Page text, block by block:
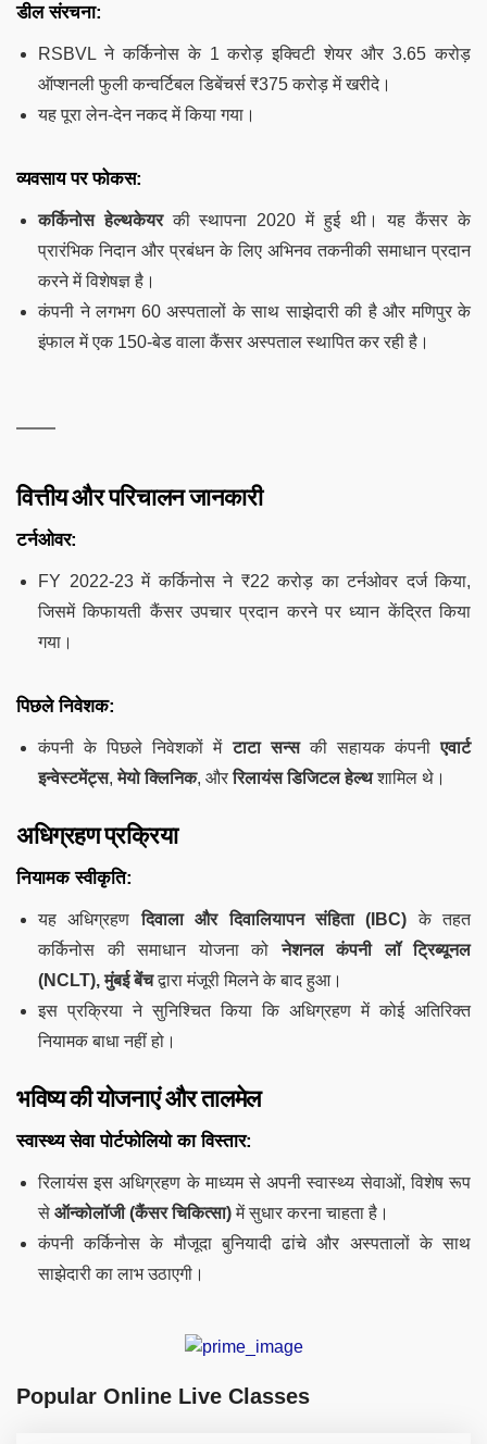
डील संरचना:
RSBVL ने कर्किनोस के 1 करोड़ इक्विटी शेयर और 3.65 करोड़
ऑप्शनली फुली कन्वर्टिबल डिबेंचर्स ₹375 करोड़ में खरीदे।
यह पूरा लेन-देन नकद में किया गया।
व्यवसाय पर फोकस:
कर्किनोस हेल्थकेयरकी स्थापना 2020 में हुई थी। यह कैंसर के
प्रारंभिक निदान और प्रबंधन के लिए अभिनव तकनीकी समाधान प्रदान
करने में विशेषज्ञ है।
कंपनी ने लगभग 60 अस्पतालों के साथ साझेदारी की है और मणिपुर के
इंफाल में एक 150-बेड वाला कैंसर अस्पताल स्थापित कर रही है।
वित्तीय और परिचालन जानकारी
टर्नओवर:
FY 2022-23 में कर्किनोस ने ₹22 करोड़ का टर्नओवर दर्ज किया,
जिसमें किफायती कैंसर उपचार प्रदान करने पर ध्यान केंद्रित किया
गया।
पिछले निवेशक:
कंपनी के पिछले निवेशकों मेंटाटा सन्सकी सहायक कंपनीएवार्ट
इन्वेस्टमेंट्स,मेयो क्लिनिक, औररिलायंस डिजिटल हेल्थशामिल थे।
अधिग्रहण प्रक्रिया
नियामक स्वीकृति:
यह अधिग्रहणदिवाला और दिवालियापन संहिता (IBC) के तहत
कर्किनोस की समाधान योजना कोनेशनल कंपनी लॉ ट्रिब्यूनल
(NCLT), मुंबई बेंचद्वारा मंजूरी मिलने के बाद हुआ।
इस प्रक्रिया ने सुनिश्चित किया कि अधिग्रहण में कोई अतिरिक्त
नियामक बाधा नहीं हो।
भविष्य की योजनाएं और तालमेल
स्वास्थ्य सेवा पोर्टफोलियो का विस्तार:
रिलायंस इस अधिग्रहण के माध्यम से अपनी स्वास्थ्य सेवाओं, विशेष रूप
से ऑन्कोलॉजी (कैंसर चिकित्सा)में सुधार करना चाहता है।
कंपनी कर्किनोस के मौजूदा बुनियादी ढांचे और अस्पतालों के साथ
साझेदारी का लाभ उठाएगी।
Popular Online Live Classes